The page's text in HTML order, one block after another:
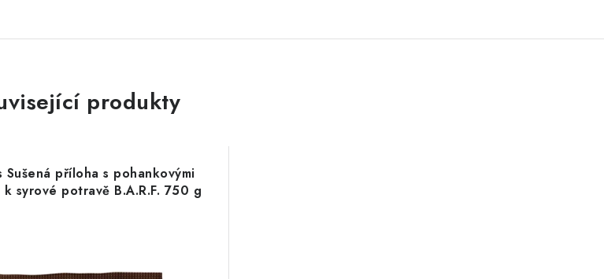
produkty
Sušená příloha s pohankovými
k syrové potravě B.A.R.F. 750 g